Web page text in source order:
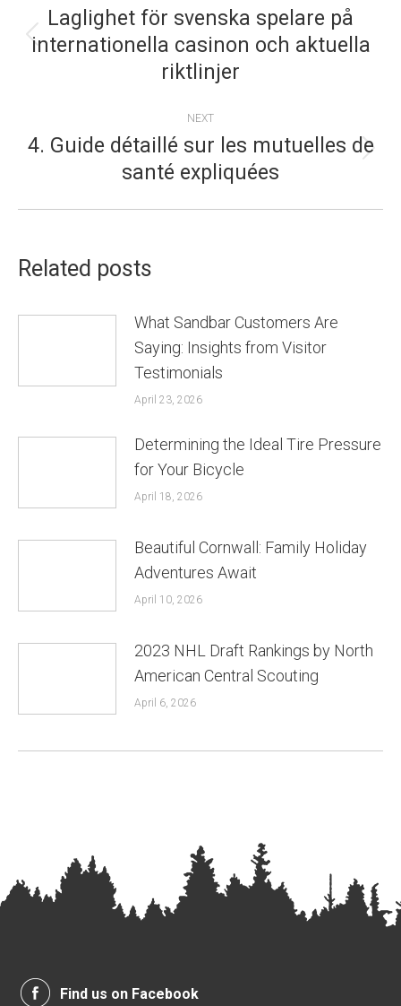
NAVIGATION
Previous
post:
Laglighet för svenska spelare på
internationella casinon och aktuella
riktlinjer
NEXT
Next
post:
4. Guide détaillé sur les mutuelles de
santé expliquées
Related posts
What Sandbar Customers Are
Saying: Insights from Visitor
Testimonials
April 23, 2026
Determining the Ideal Tire Pressure
for Your Bicycle
April 18, 2026
Beautiful Cornwall: Family Holiday
Adventures Await
April 10, 2026
2023 NHL Draft Rankings by North
American Central Scouting
April 6, 2026
Find us on Facebook